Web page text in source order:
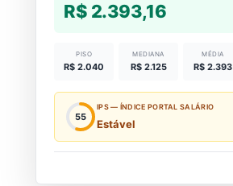
R$ 2.393,16
PISO
R$ 2.040
MEDIANA
R$ 2.125
MÉDIA
R$ 2.393
55
IPS — ÍNDICE PORTAL SALÁRIO
Estável